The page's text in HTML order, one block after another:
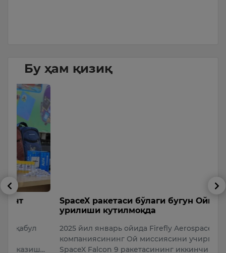
Бу ҳам қизиқ
SpaceX ракетаси бўлаги бугун Ойга
урилиши кутилмоқда
2025 йил январь ойида Firefly Aerospace
компаниясининг Ой миссиясини учирган
SpaceX Falcon 9 ракетасининг иккинчи босқичи